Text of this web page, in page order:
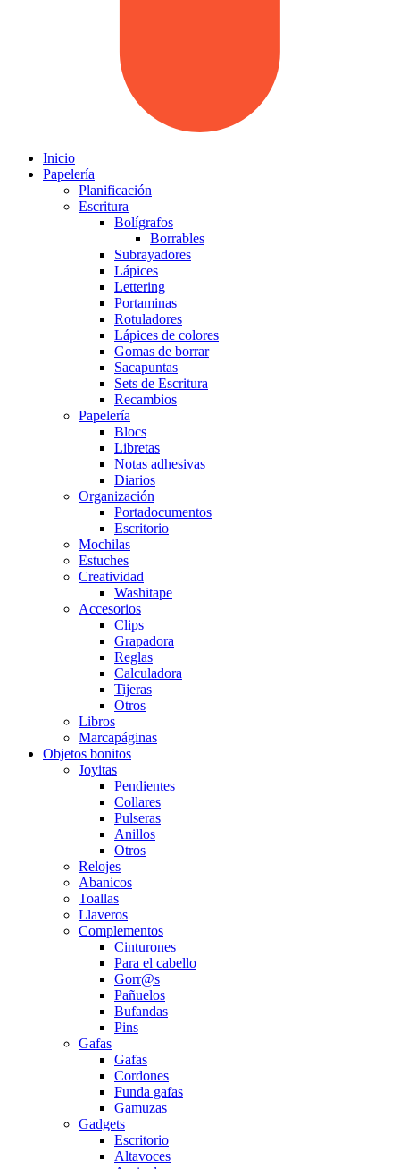
Inicio
Papelería
Planificación
Escritura
Bolígrafos
Borrables
Subrayadores
Lápices
Lettering
Portaminas
Rotuladores
Lápices de colores
Gomas de borrar
Sacapuntas
Sets de Escritura
Recambios
Papelería
Blocs
Libretas
Notas adhesivas
Diarios
Organización
Portadocumentos
Escritorio
Mochilas
Estuches
Creatividad
Washitape
Accesorios
Clips
Grapadora
Reglas
Calculadora
Tijeras
Otros
Libros
Marcapáginas
Objetos bonitos
Joyitas
Pendientes
Collares
Pulseras
Anillos
Otros
Relojes
Abanicos
Toallas
Llaveros
Complementos
Cinturones
Para el cabello
Gorr@s
Pañuelos
Bufandas
Pins
Gafas
Gafas
Cordones
Funda gafas
Gamuzas
Gadgets
Escritorio
Altavoces